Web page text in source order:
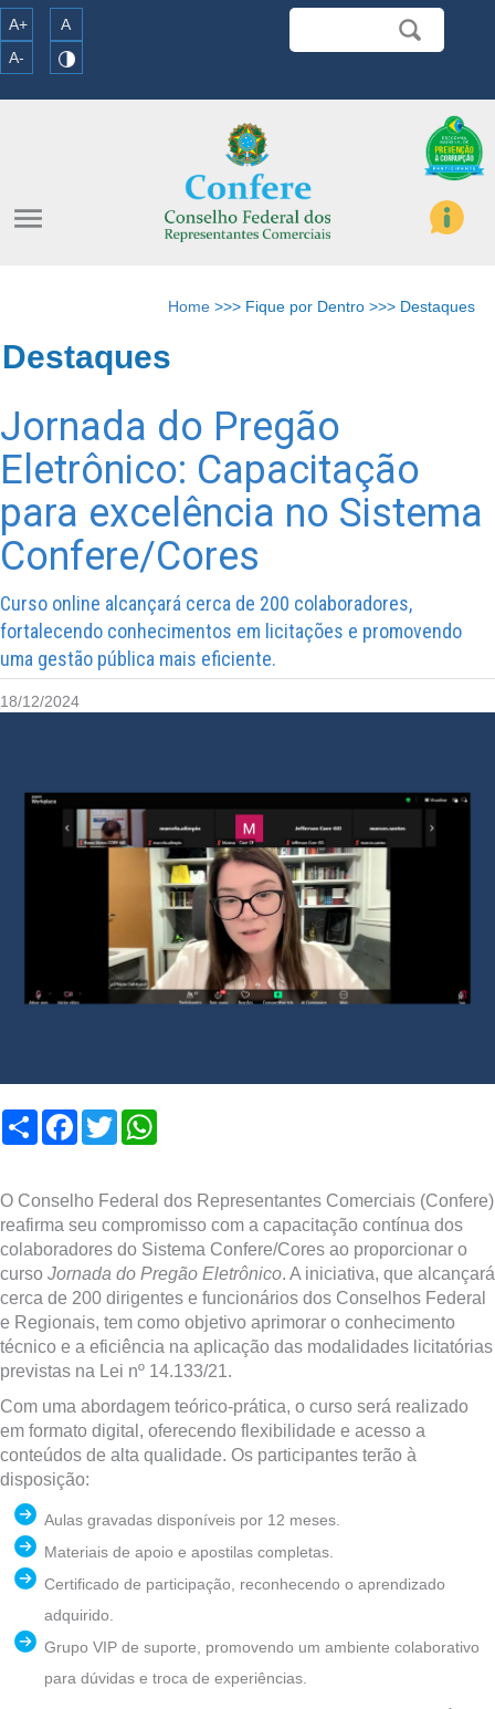
A+
A
A-
menu
Home >>> Fique por Dentro >>> Destaques
Destaques
Jornada do Pregão
Eletrônico: Capacitação
para excelência no Sistema
Confere/Cores
Curso online alcançará cerca de 200 colaboradores,
fortalecendo conhecimentos em licitações e promovendo
uma gestão pública mais eficiente.
18/12/2024
Compartilhar
Facebook
Twitter
O Conselho Federal dos Representantes Comerciais (Confere)
reafirma seu compromisso com a capacitação contínua dos
colaboradores do Sistema Confere/Cores ao proporcionar o
curso Jornada do Pregão Eletrônico. A iniciativa, que alcançará
cerca de 200 dirigentes e funcionários dos Conselhos Federal
e Regionais, tem como objetivo aprimorar o conhecimento
técnico e a eficiência na aplicação das modalidades licitatórias
previstas na Lei nº 14.133/21.
Com uma abordagem teórico-prática, o curso será realizado
em formato digital, oferecendo flexibilidade e acesso a
conteúdos de alta qualidade. Os participantes terão à
disposição:
Aulas gravadas disponíveis por 12 meses.
Materiais de apoio e apostilas completas.
Certificado de participação, reconhecendo o aprendizado
adquirido.
Grupo VIP de suporte, promovendo um ambiente colaborativo
para dúvidas e troca de experiências.